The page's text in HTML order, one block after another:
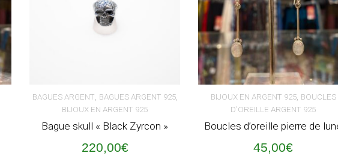
BAGUES ARGENT, BAGUES ARGENT 925,
BIJOUX EN ARGENT 925
Bague skull « Black Zyrcon »
220,00€
BIJOUX EN ARGENT 925, BOUCLES
D'OREILLE ARGENT 925
Boucles d’oreille pierre de
45,00€